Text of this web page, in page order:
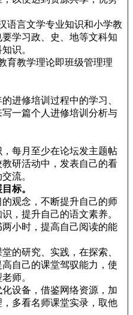
语言文学专业知识和小学教
学习政、史、地等文科知
识。
育教学理论即班级管理理
进修培训过程中的学习、
一篇个人进修培训分析与
每月至少在论坛发主题帖
研活动中，发表自己的看
流。
标。
观念，不断提升自己的师
，提升自己的语文素养。
小时，提高自己阅读的能
的研究、实践，在探索、
自己的课堂驾驭能力，使
师。
设备，借鉴网络资源，加
多看名师课堂实录，取他